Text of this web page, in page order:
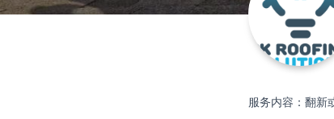
服务内容：翻新